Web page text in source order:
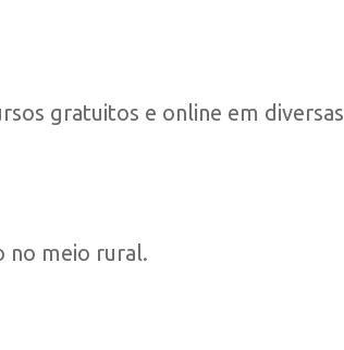
gratuitos e online em diversas
no meio rural.